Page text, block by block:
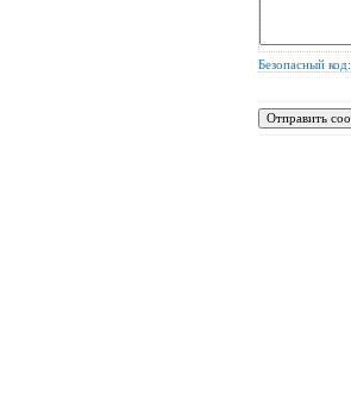
Безопасный код: